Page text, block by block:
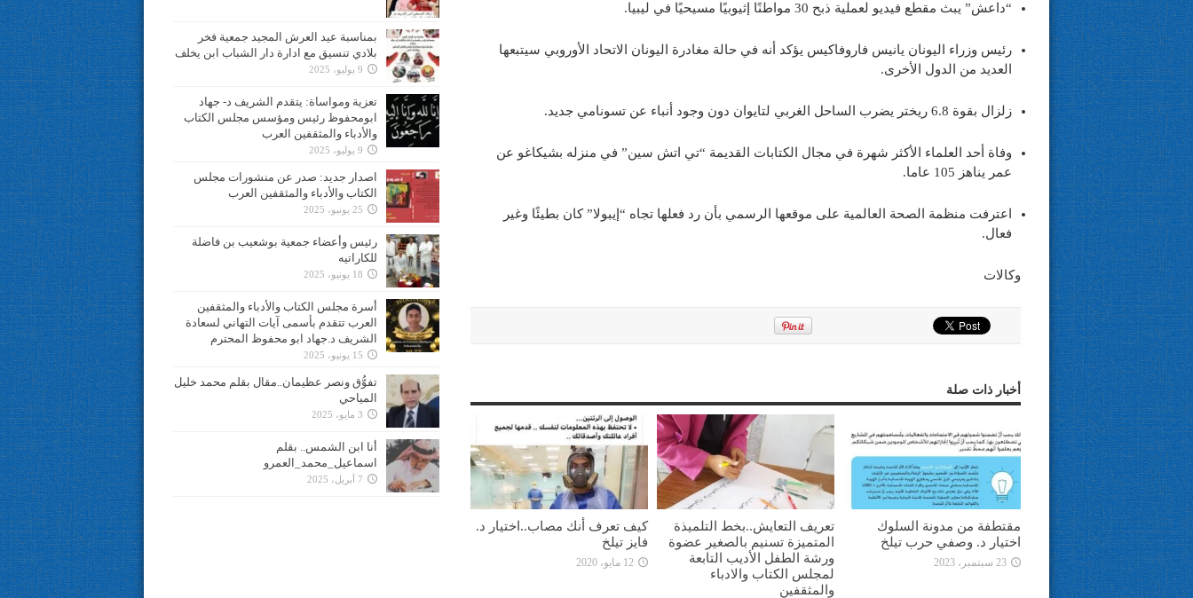
“داعش” يبث مقطع فيديو لعملية ذبح 30 مواطنًا إثيوبيًا مسيحيًا في ليبيا.
رئيس وزراء اليونان يانيس فاروفاكيس يؤكد أنه في حالة مغادرة اليونان الاتحاد الأوروبي سيتبعها
العديد من الدول الأخرى.
زلزال بقوة 6.8 ريختر يضرب الساحل الغربي لتايوان دون وجود أنباء عن تسونامي جديد.
وفاة أحد العلماء الأكثر شهرة في مجال الكتابات القديمة “تي اتش سين” في منزله بشيكاغو عن
عمر يناهز 105 عاما.
اعترفت منظمة الصحة العالمية على موقعها الرسمي بأن رد فعلها تجاه “إيبولا” كان بطيئًا وغير
فعال.
وكالات
أخبار ذات صلة
مقتطفة من مدونة السلوك
اختيار د. وصفي حرب تيلخ
23 سبتمبر، 2023
تعريف التعايش..بخط التلميذة
المتميزة تسنيم بالصغير عضوة
ورشة الطفل الأديب التابعة
لمجلس الكتاب والادباء
والمثقفين
كيف تعرف أنك مصاب..اختيار د.
فايز تيلخ
12 مايو، 2020
بمناسبة عيد العرش المجيد جمعية فخر
بلادي تنسيق مع ادارة دار الشباب ابن يخلف
9 يوليو، 2025
تعزية ومواساة: يتقدم الشريف د- جهاد
ابومحفوظ رئيس ومؤسس مجلس الكتاب
والأدباء والمثقفين العرب
9 يوليو، 2025
اصدار جديد: صدر عن منشورات مجلس
الكتاب والأدباء والمثقفين العرب
25 يونيو، 2025
رئيس وأعضاء جمعية بوشعيب بن فاضلة
للكاراتيه
18 يونيو، 2025
أسرة مجلس الكتاب والأدباء والمثقفين
العرب تتقدم بأسمى آيات التهاني لسعادة
الشريف د.جهاد ابو محفوظ المحترم
15 يونيو، 2025
تفوُّق ونصر عظيمان..مقال بقلم محمد خليل
المياحي
3 مايو، 2025
أنا ابن الشمس.. بقلم
اسماعيل_محمد_العمرو
7 أبريل، 2025